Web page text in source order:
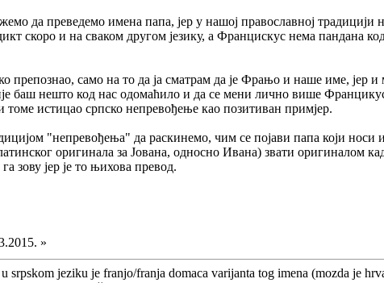
да преведемо имена папа, јер у нашој православној традицији
скоро и на сваком другом језику, а Францискус нема пандана
препознао, само на то да ја сматрам да је Фрањо и наше име,
баш нешто код нас одомаћило и да се мени лично више
истицао српско непревођење као позитиван примјер.
"непревођења" да раскинемо, чим се појави папа који
оригинала за Јована, односно Ивана) звати оригиналом
зову јер је то њихова превод.
»
srpskom jeziku je franjo/franja domaca varijanta tog imena (mozda je